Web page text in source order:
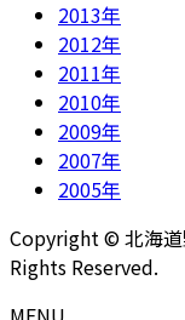
2013年
2012年
2011年
2010年
2009年
2007年
2005年
Copyright © 北海道
Rights Reserved.